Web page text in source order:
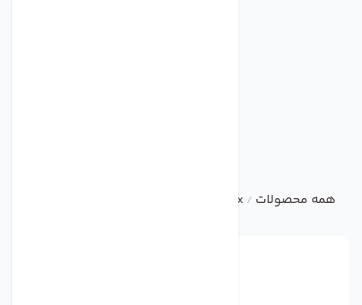
همه محصولات /
5485C-003-010 Metrix